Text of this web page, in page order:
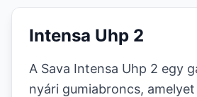
Intensa Uhp 2
A Sava Intensa Uhp 2 egy
nyári gumiabroncs, amelyet